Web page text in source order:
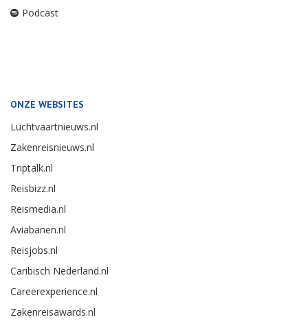
Podcast
ONZE WEBSITES
Luchtvaartnieuws.nl
Zakenreisnieuws.nl
Triptalk.nl
Reisbizz.nl
Reismedia.nl
Aviabanen.nl
Reisjobs.nl
Caribisch Nederland.nl
Careerexperience.nl
Zakenreisawards.nl